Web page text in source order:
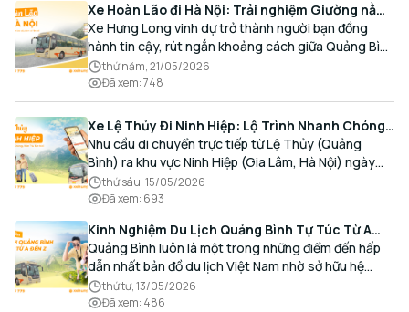
Xe Hoàn Lão đi Hà Nội: Trải nghiệm Giường nằm
Cao cấp, Đón trả Tận nơi
Xe Hưng Long vinh dự trở thành người bạn đồng
hành tin cậy, rút ngắn khoảng cách giữa Quảng Bình
và Thủ đô bằng chất lượng dịch vụ chuẩn mực.
thứ năm, 21/05/2026
Đã xem:748
Xe Lệ Thủy Đi Ninh Hiệp: Lộ Trình Nhanh Chóng,
Đón Trả Tận Nơi
Nhu cầu di chuyển trực tiếp từ Lệ Thủy (Quảng
Bình) ra khu vực Ninh Hiệp (Gia Lâm, Hà Nội) ngày
càng gia tăng, đặc biệt đối với các hành khách có
nhu cầu giao thương, kinh doanh và mua sắm.
thứ sáu, 15/05/2026
Đã xem: 693
Kinh Nghiệm Du Lịch Quảng Bình Tự Túc Từ A
Đến Z Chi Tiết Nhất
Quảng Bình luôn là một trong những điểm đến hấp
dẫn nhất bản đồ du lịch Việt Nam nhờ sở hữu hệ
thống hang động kỳ vĩ, những bãi biển hoang sơ và
nét ẩm thực đậm đà bản sắc.
thứ tư, 13/05/2026
Đã xem: 486